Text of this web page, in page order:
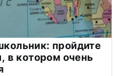
пройдите
в котором очень